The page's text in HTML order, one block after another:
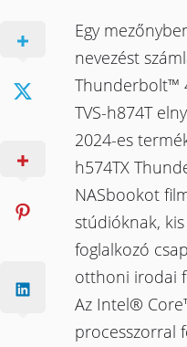
Egy
nevezést
Thunderbolt™
TVS-h874T
2024-es
h574TX
NASbookot
stúdióknak,
foglalkozó
otthoni irodai
Az Intel®
processzorral